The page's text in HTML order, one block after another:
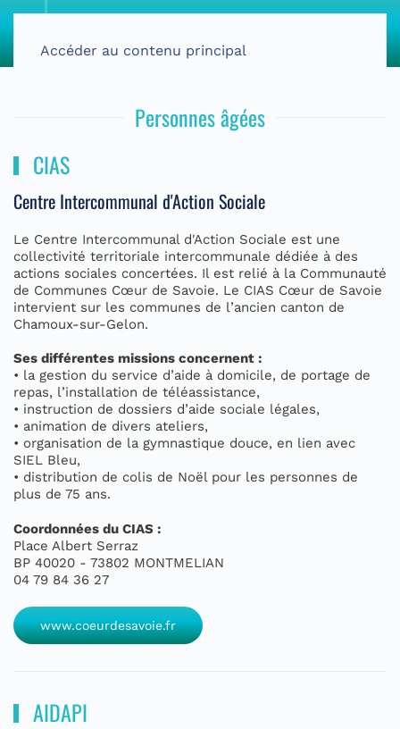
Accéder au contenu principal
Personnes âgées
CIAS
Centre Intercommunal d'Action Sociale
Le Centre Intercommunal d'Action Sociale est une
collectivité territoriale intercommunale dédiée à des
actions sociales concertées. Il est relié à la Communauté
de Communes Cœur de Savoie. Le CIAS Cœur de Savoie
intervient sur les communes de l’ancien canton de
Chamoux-sur-Gelon.
Ses différentes missions concernent :
• la gestion du service d’aide à domicile, de portage de
repas, l’installation de téléassistance,
• instruction de dossiers d’aide sociale légales,
• animation de divers ateliers,
• organisation de la gymnastique douce, en lien avec
SIEL Bleu,
• distribution de colis de Noël pour les personnes de
plus de 75 ans.
Coordonnées du CIAS :
Place Albert Serraz
BP 40020 - 73802 MONTMELIAN
04 79 84 36 27
www.coeurdesavoie.fr
AIDAPI